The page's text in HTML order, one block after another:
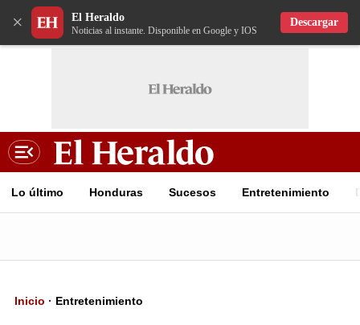
× El Heraldo
Noticias al instante. Disponible en Google y IOS
Descargar
Lo último Honduras Sucesos Entretenimiento
Inicio · Entretenimiento